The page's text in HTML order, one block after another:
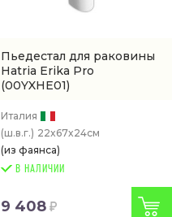
Пьедестал для раковины
Hatria Erika Pro
(00YXHE01)
Италия
(ш.в.г.) 22x67x24см
(из фаянса)
В НАЛИЧИИ
9 408